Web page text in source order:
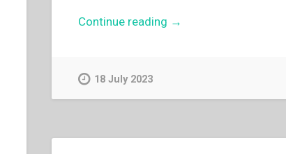
Continue reading “Luigi
the
→
18 July 2023